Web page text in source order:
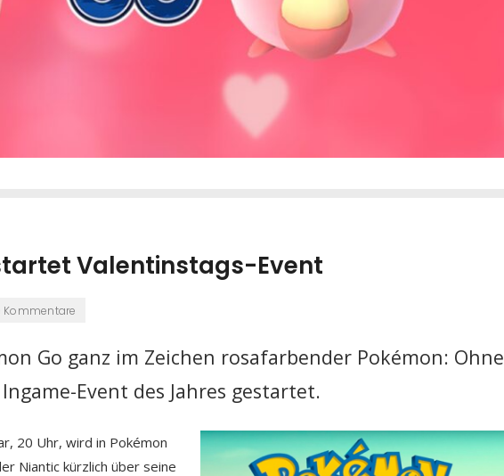
Valentinstags-Event
Kommentare
Go ganz im Zeichen rosafarbender Pokémon: Ohne
Event des Jahres gestartet.
20 Uhr, wird in Pokémon
Niantic kürzlich über seine